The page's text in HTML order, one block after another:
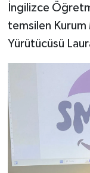
İngilizce
temsilen Kurum
Yürütücüsü
Genel
Politika
BÖLGEDEN
BİLİM
ASAYİŞ